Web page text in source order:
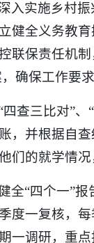
入实施乡村
健全义务教
联保责任机
确保工作要
四查三比对”
，并根据自
们的就学情
全“四个一”
度一复核，
一调研，重